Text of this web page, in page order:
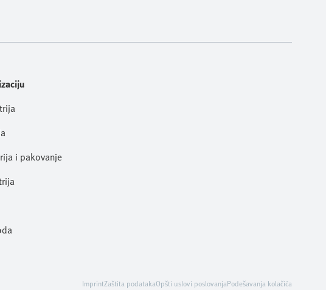
i pakovanje
ImprintZaštita podatakaOpšti uslovi poslovanjaPodešavanja kolačića